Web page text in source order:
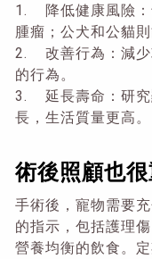
1. 降低健康風險：
腫瘤；公犬和公貓
2. 改善行為：減少
的行為。
3. 延長壽命：研究
長，生活質量更高。
術後照顧也
手術後，寵物需要
的指示，包括護理
營養均衡的飲食。